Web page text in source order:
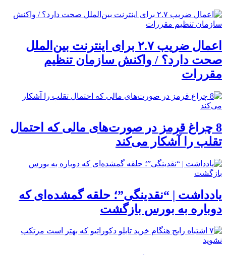
اعمال ضریب ۲.۷ برای اینترنت بین‌الملل
صحت دارد؟ / واکنش سازمان تنظیم
مقررات
8 چراغ قرمز در صورت‌های مالی که احتمال
تقلب را آشکار می‌کند
یادداشت | “نقدینگی”؛ حلقه گمشده‌ای که
دوباره به بورس بازگشت